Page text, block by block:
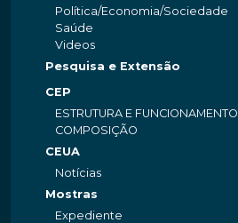
Política/Economia/Sociedade
Saúde
Videos
Pesquisa e Extensão
CEP
ESTRUTURA E FUNCIONAMENTO
COMPOSIÇÃO
CEUA
Notícias
Mostras
Expediente